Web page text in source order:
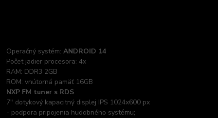
Operačný systém:ANDROID 14
Počet jadier procesora: 4x
RAM: DDR3 2GB
ROM: vnútorná pamäť 16GB
NXP FM tuner s RDS
7" dotykový kapacitný displej IPS 1024x600 px
- podpora pripojenia hudobného systému;